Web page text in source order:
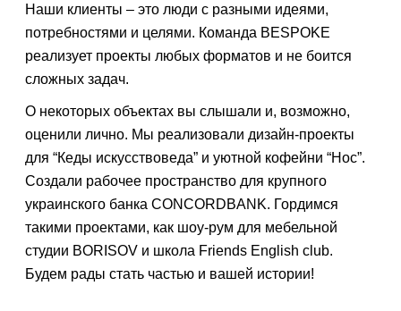
Наши клиенты – это люди с разными идеями,
потребностями и целями. Команда BESPOKE
реализует проекты любых форматов и не боится
сложных задач.
О некоторых объектах вы слышали и, возможно,
оценили лично. Мы реализовали дизайн-проекты
для “Кеды искусствоведа” и уютной кофейни “Нос”.
Создали рабочее пространство для крупного
украинского банка CONCORDBANK. Гордимся
такими проектами, как шоу-рум для мебельной
студии BORISOV и школа Friends English club.
Будем рады стать частью и вашей истории!
Также вы можете связаться с нами, позвонив по подходящему
номер телефона (из указанных на сайте) или по электронной